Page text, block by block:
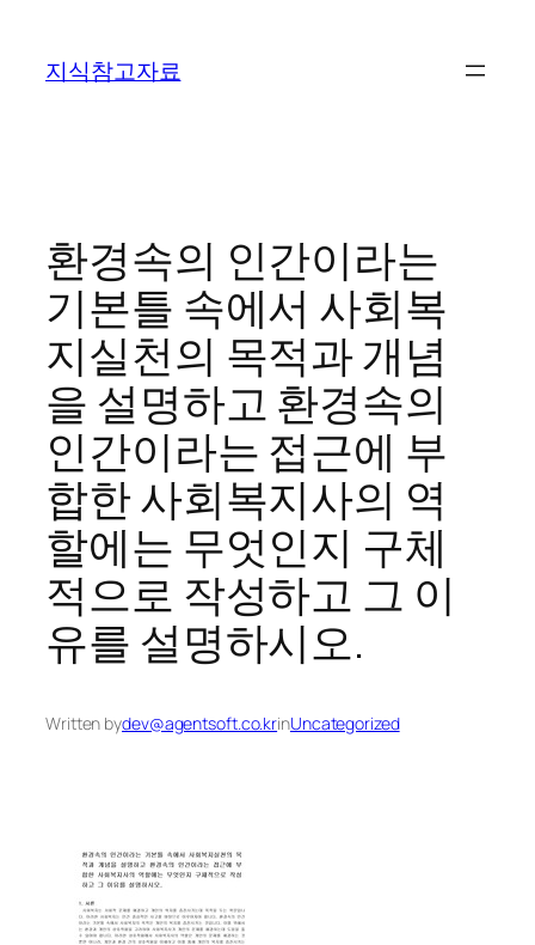
지식참고자료
환경속의 인간이라는
기본틀 속에서 사회복
지실천의 목적과 개념
을 설명하고 환경속의
인간이라는 접근에 부
합한 사회복지사의 역
할에는 무엇인지 구체
적으로 작성하고 그 이
유를 설명하시오.
Written bydev@agentsoft.co.krinUncategorized